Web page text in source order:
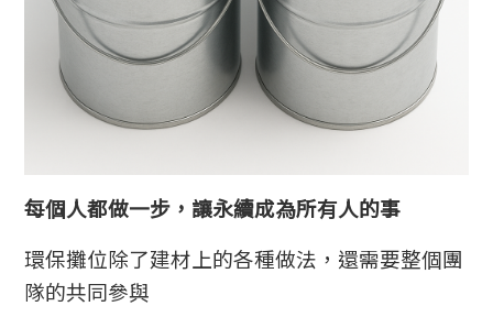
每個人都做一步，讓永續成為所有人的事
環保攤位除了建材上的各種做法，還需要整個團
隊的共同參與